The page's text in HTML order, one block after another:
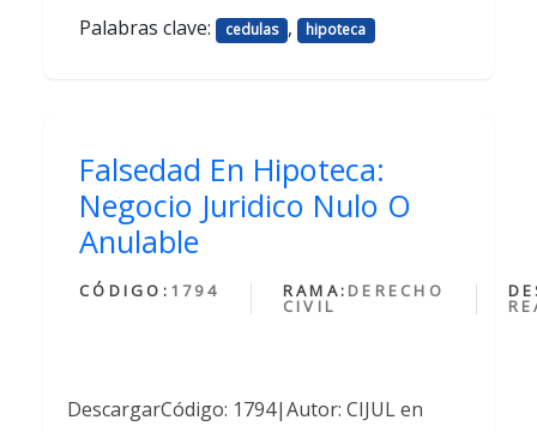
Palabras clave: cedulas , hipoteca
Falsedad En Hipoteca:
Negocio Juridico Nulo O
Anulable
CÓDIGO: 1794 RAMA: DERECHO
CIVIL
DescargarCódigo: 1794|Autor: CIJUL en